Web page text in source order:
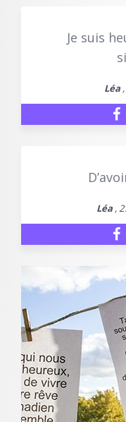
Je suis
Léa,
Léa,